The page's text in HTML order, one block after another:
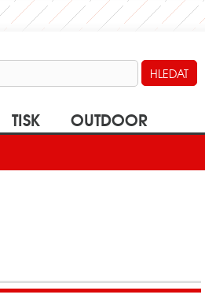
TISK OUTDOOR